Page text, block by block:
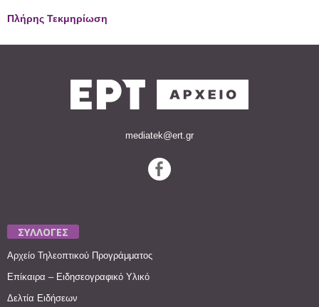
Πλήρης Τεκμηρίωση
mediatek@ert.gr
ΣΥΛΛΟΓΕΣ
Αρχείο Τηλεοπτικού Προγράμματος
Επίκαιρα – Ειδησεογραφικό Υλικό
Δελτία Ειδήσεων